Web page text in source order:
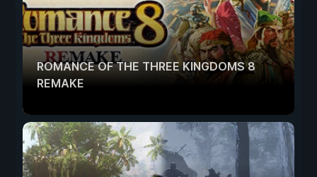
ROMANCE OF THE THREE KINGDOMS 8
REMAKE